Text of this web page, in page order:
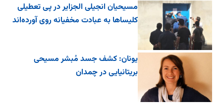
مسیحیان انجیلی الجزایر در پی تعطیلی
کلیساها به عبادت مخفیانه روی آورده‌اند
یونان: کشف جسد مُبشر مسیحی
بریتانیایی در چمدان